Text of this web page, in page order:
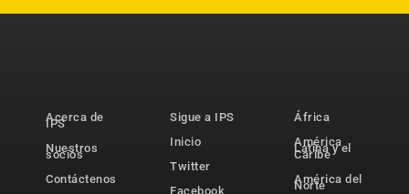
Acerca de
IPS
Nuestros
socios
Contáctenos
Sigue a IPS
Inicio
Twitter
Facebook
África
América
Latina y el
Caribe
América del
Norte